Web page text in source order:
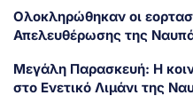
Ολοκληρώθηκαν οι
Απελευθέρωσης της
Μεγάλη Παρασκευή: Η
στο Ενετικό Λιμάνι της